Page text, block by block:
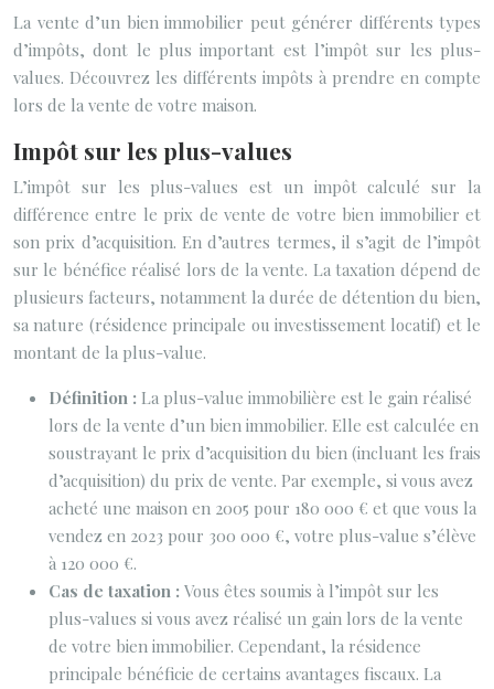
La vente d’un bien immobilier peut générer différents types
d’impôts, dont le plus important est l’impôt sur les plus-
values. Découvrez les différents impôts à prendre en compte
lors de la vente de votre maison.
Impôt sur les plus-values
L’impôt sur les plus-values est un impôt calculé sur la
différence entre le prix de vente de votre bien immobilier et
son prix d’acquisition. En d’autres termes, il s’agit de l’impôt
sur le bénéfice réalisé lors de la vente. La taxation dépend de
plusieurs facteurs, notamment la durée de détention du bien,
sa nature (résidence principale ou investissement locatif) et le
montant de la plus-value.
Définition : La plus-value immobilière est le gain réalisé
lors de la vente d’un bien immobilier. Elle est calculée en
soustrayant le prix d’acquisition du bien (incluant les frais
d’acquisition) du prix de vente. Par exemple, si vous avez
acheté une maison en 2005 pour 180 000 € et que vous la
vendez en 2023 pour 300 000 €, votre plus-value s’élève
à 120 000 €.
Cas de taxation : Vous êtes soumis à l’impôt sur les
plus-values si vous avez réalisé un gain lors de la vente
de votre bien immobilier. Cependant, la résidence
principale bénéficie de certains avantages fiscaux. La